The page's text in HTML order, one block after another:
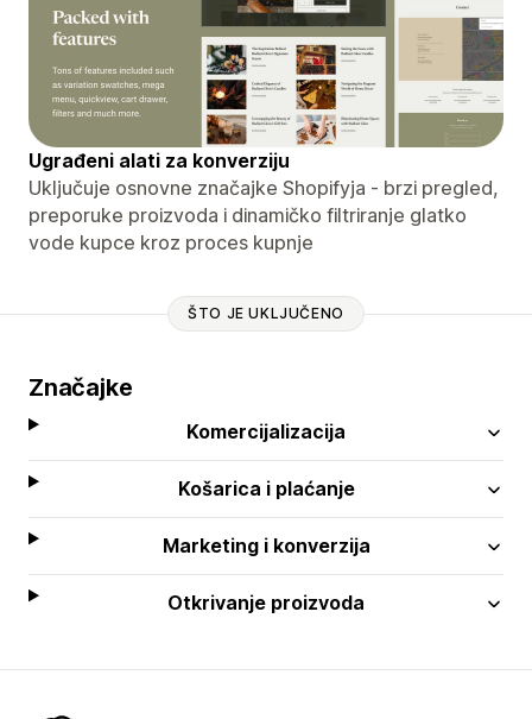
Ugrađeni alati za konverziju
Uključuje osnovne značajke Shopifyja - brzi pregled,
preporuke proizvoda i dinamičko filtriranje glatko
vode kupce kroz proces kupnje
ŠTO JE UKLJUČENO
Značajke
Komercijalizacija
Košarica i plaćanje
Marketing i konverzija
Otkrivanje proizvoda